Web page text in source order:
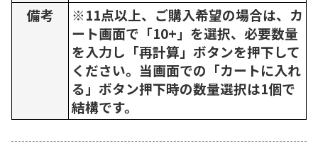
備考
※11点以上、ご購入希望の場合は、カ
ート画面で「10+」を選択、必要数量
を入力し「再計算」ボタンを押下して
ください。当画面での「カートに入れ
る」ボタン押下時の数量選択は1個で
結構です。